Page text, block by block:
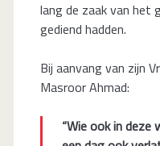
lang de zaak van het
gediend hadden.
Bij aanvang van zijn
Masroor Ahmad:
“Wie ook in